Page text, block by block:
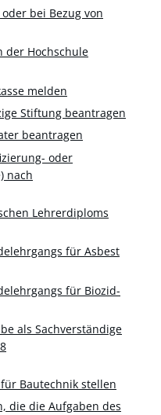
bei Bezug von
der Hochschule
melden
Stiftung beantragen
beantragen
oder
nach
Lehrerdiploms
für Asbest
für Biozid-
als Sachverständige
Bautechnik stellen
die die Aufgaben des